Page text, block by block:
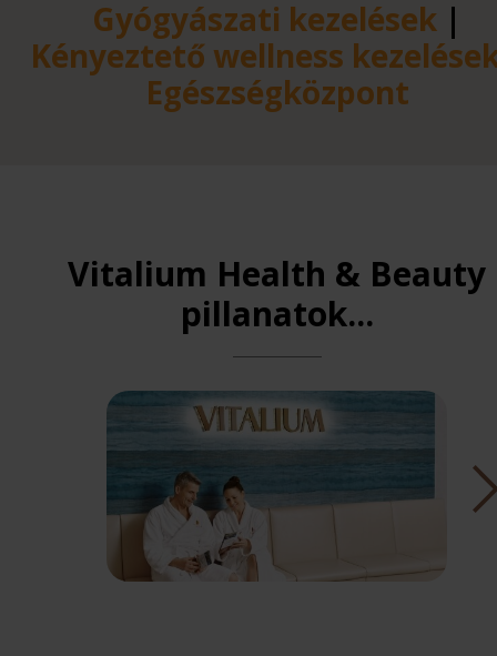
Gyógyászati kezelések |
Kényeztető wellness
Egészségközpont
Vitalium Health & Beauty
pillanatok...